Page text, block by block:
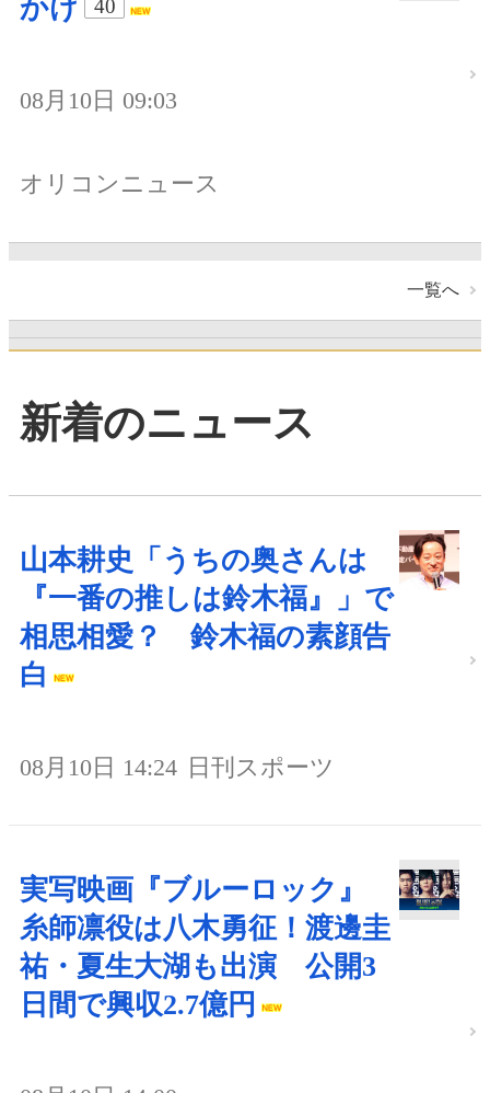
かけ
40
08月10日 09:03
オリコンニュース
一覧へ
新着のニュース
山本耕史「うちの奥さんは
『一番の推しは鈴木福』」で
相思相愛？ 鈴木福の素顔告
白
08月10日 14:24 日刊スポーツ
実写映画『ブルーロック』
糸師凛役は八木勇征！渡邊圭
祐・夏生大湖も出演 公開3
日間で興収2.7億円